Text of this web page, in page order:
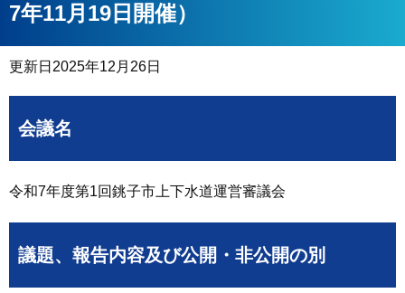
7年11月19日開催）
更新日 2025年12月26日
会議名
令和7年度第1回銚子市上下水道運営審議会
議題、報告内容及び公開・非公開の別